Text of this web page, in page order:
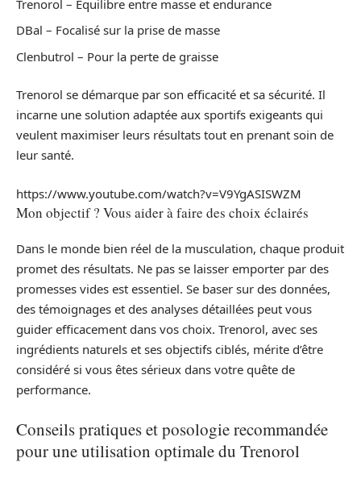
Trenorol – Équilibre entre masse et endurance
DBal – Focalisé sur la prise de masse
Clenbutrol – Pour la perte de graisse
Trenorol se démarque par son efficacité et sa sécurité. Il
incarne une solution adaptée aux sportifs exigeants qui
veulent maximiser leurs résultats tout en prenant soin de
leur santé.
https://www.youtube.com/watch?v=V9YgASISWZM
Mon objectif ? Vous aider à faire des choix éclairés
Dans le monde bien réel de la musculation, chaque produit
promet des résultats. Ne pas se laisser emporter par des
promesses vides est essentiel. Se baser sur des données,
des témoignages et des analyses détaillées peut vous
guider efficacement dans vos choix. Trenorol, avec ses
ingrédients naturels et ses objectifs ciblés, mérite d’être
considéré si vous êtes sérieux dans votre quête de
performance.
Conseils pratiques et posologie recommandée
pour une utilisation optimale du Trenorol